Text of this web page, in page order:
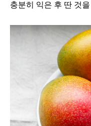
충분히 익은 후 딴 것